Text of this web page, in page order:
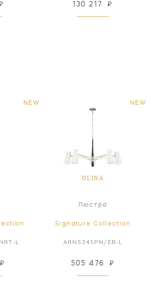
130 217 ₽
NEW
L
₽
NEW
OLINA
Люстра
Signature Collection
ARN5345PN/EB-L
505 476 ₽